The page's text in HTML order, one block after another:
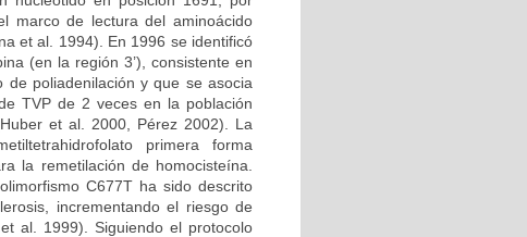
marco de lectura del aminoácido
et al. 1994). En 1996 se identificó
(en la región 3’), consistente en
de poliadenilación y que se asocia
TVP de 2 veces en la población
et al. 2000, Pérez 2002). La
primera forma
la remetilación de homocisteína.
C677T ha sido descrito
incrementando el riesgo de
al. 1999). Siguiendo el protocolo